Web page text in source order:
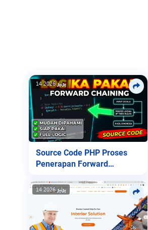
14 يوليو 2026
Source Code PHP Proses
Penerapan Forward
14 يوليو 2026